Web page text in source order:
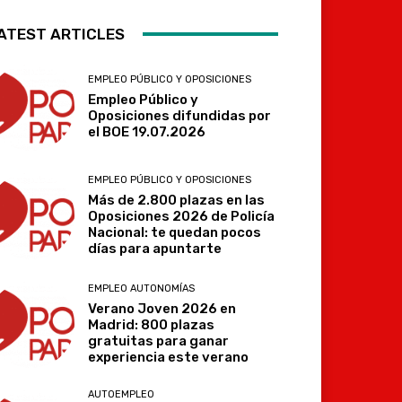
ARTICLES
EMPLEO PÚBLICO Y OPOSICIONES
Empleo Público y
Oposiciones difundidas por
el BOE 19.07.2026
EMPLEO PÚBLICO Y OPOSICIONES
Más de 2.800 plazas en las
Oposiciones 2026 de Policía
Nacional: te quedan pocos
días para apuntarte
EMPLEO AUTONOMÍAS
Verano Joven 2026 en
Madrid: 800 plazas
gratuitas para ganar
experiencia este verano
AUTOEMPLEO